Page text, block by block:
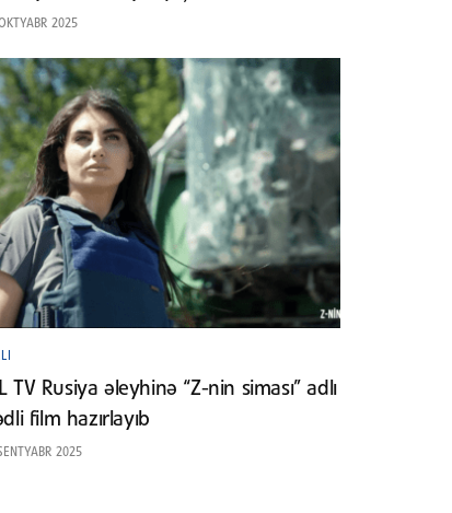
2025
TV Rusiya əleyhinə “Z-nin siması” adlı
film hazırlayıb
2025